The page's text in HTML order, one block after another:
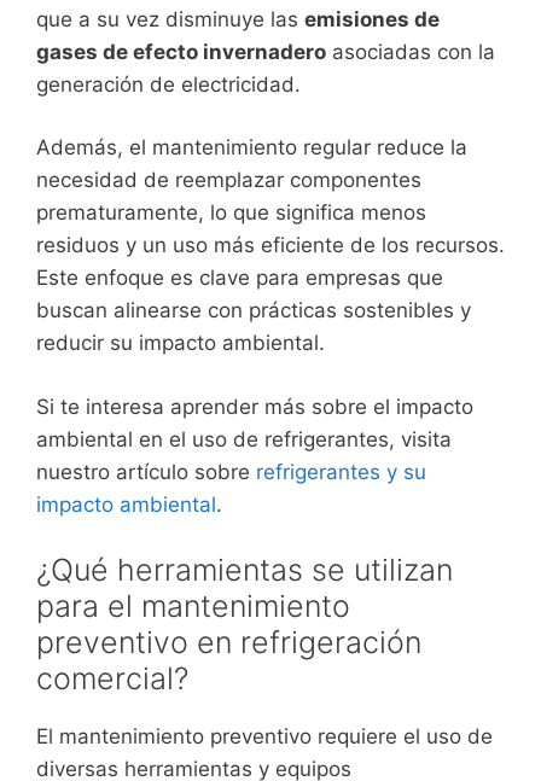
que a su vez disminuye las emisiones de
gases de efecto invernadero asociadas con la
generación de electricidad.
Además, el mantenimiento regular reduce la
necesidad de reemplazar componentes
prematuramente, lo que significa menos
residuos y un uso más eficiente de los recursos.
Este enfoque es clave para empresas que
buscan alinearse con prácticas sostenibles y
reducir su impacto ambiental.
Si te interesa aprender más sobre el impacto
ambiental en el uso de refrigerantes, visita
nuestro artículo sobre refrigerantes y su
impacto ambiental.
¿Qué herramientas se utilizan
para el mantenimiento
preventivo en refrigeración
comercial?
El mantenimiento preventivo requiere el uso de
diversas herramientas y equipos